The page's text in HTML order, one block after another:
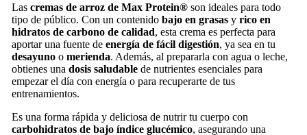
Las cremas de arroz de Max Protein®son ideales para todo
tipo de público. Con un contenido bajo en grasasy rico en
hidratos de carbono de calidad, esta crema es perfecta para
aportar una fuente de energía de fácil digestión, ya sea en tu
desayunoo merienda. Además, al prepararla con agua o leche,
obtienes una dosis saludablede nutrientes esenciales para
empezar el día con energía o para recuperarte de tus
entrenamientos.
Es una forma rápida y deliciosa de nutrir tu cuerpo con
carbohidratos de bajo índice glucémico, asegurando una